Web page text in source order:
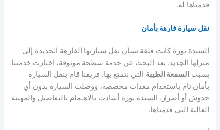
قدمناها له.
نقل سيارة فارهة بأمان
السيدة نورة كانت قلقة بشأن نقل سيارتها الفارهة الجديدة إلى
منزلها الجديد. بعد البحث عن خدمة سطحة موثوقة، اختارت خدمتنا
بسبب السمعة الطيبة التي نتمتع بها. فريقنا قام بنقل السيارة
بأمان تام باستخدام معدات مخصصة، ووصلت السيارة بدون أي
خدوش أو أضرار. السيدة نورة أشادت بالاهتمام بالتفاصيل والمهنية
العالية التي قدمناها.